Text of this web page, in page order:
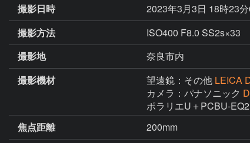
撮影日時
2023年3月3日 18時23
撮影方法
ISO400 F8.0 SS2s×33
撮影地
奈良市内
撮影機材
望遠鏡：その他 LEICA
カメラ：パナソニック
ポラリエU＋PCBU-EQ2
焦点距離
200mm